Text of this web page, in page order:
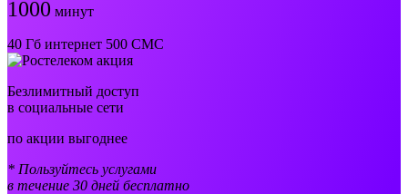
1000 минут
40 Гб интернет 500 СМС
Безлимитный доступ
в социальные сети
по акции выгоднее
* Пользуйтесь услугами
в течение 30 дней бесплатно